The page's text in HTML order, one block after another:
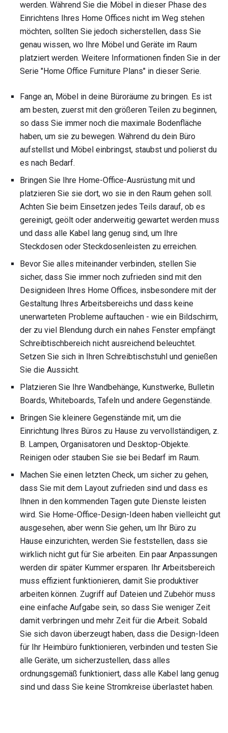
werden. Während Sie die Möbel in dieser Phase des
Einrichtens Ihres Home Offices nicht im Weg stehen
möchten, sollten Sie jedoch sicherstellen, dass Sie
genau wissen, wo Ihre Möbel und Geräte im Raum
platziert werden. Weitere Informationen finden Sie in der
Serie "Home Office Furniture Plans" in dieser Serie.
Fange an, Möbel in deine Büroräume zu bringen. Es ist
am besten, zuerst mit den größeren Teilen zu beginnen,
so dass Sie immer noch die maximale Bodenfläche
haben, um sie zu bewegen. Während du dein Büro
aufstellst und Möbel einbringst, staubst und polierst du
es nach Bedarf.
Bringen Sie Ihre Home-Office-Ausrüstung mit und
platzieren Sie sie dort, wo sie in den Raum gehen soll.
Achten Sie beim Einsetzen jedes Teils darauf, ob es
gereinigt, geölt oder anderweitig gewartet werden muss
und dass alle Kabel lang genug sind, um Ihre
Steckdosen oder Steckdosenleisten zu erreichen.
Bevor Sie alles miteinander verbinden, stellen Sie
sicher, dass Sie immer noch zufrieden sind mit den
Designideen Ihres Home Offices, insbesondere mit der
Gestaltung Ihres Arbeitsbereichs und dass keine
unerwarteten Probleme auftauchen - wie ein Bildschirm,
der zu viel Blendung durch ein nahes Fenster empfängt
Schreibtischbereich nicht ausreichend beleuchtet.
Setzen Sie sich in Ihren Schreibtischstuhl und genießen
Sie die Aussicht.
Platzieren Sie Ihre Wandbehänge, Kunstwerke, Bulletin
Boards, Whiteboards, Tafeln und andere Gegenstände.
Bringen Sie kleinere Gegenstände mit, um die
Einrichtung Ihres Büros zu Hause zu vervollständigen, z.
B. Lampen, Organisatoren und Desktop-Objekte.
Reinigen oder stauben Sie sie bei Bedarf im Raum.
Machen Sie einen letzten Check, um sicher zu gehen,
dass Sie mit dem Layout zufrieden sind und dass es
Ihnen in den kommenden Tagen gute Dienste leisten
wird. Sie Home-Office-Design-Ideen haben vielleicht gut
ausgesehen, aber wenn Sie gehen, um Ihr Büro zu
Hause einzurichten, werden Sie feststellen, dass sie
wirklich nicht gut für Sie arbeiten. Ein paar Anpassungen
werden dir später Kummer ersparen. Ihr Arbeitsbereich
muss effizient funktionieren, damit Sie produktiver
arbeiten können. Zugriff auf Dateien und Zubehör muss
eine einfache Aufgabe sein, so dass Sie weniger Zeit
damit verbringen und mehr Zeit für die Arbeit. Sobald
Sie sich davon überzeugt haben, dass die Design-Ideen
für Ihr Heimbüro funktionieren, verbinden und testen Sie
alle Geräte, um sicherzustellen, dass alles
ordnungsgemäß funktioniert, dass alle Kabel lang genug
sind und dass Sie keine Stromkreise überlastet haben.